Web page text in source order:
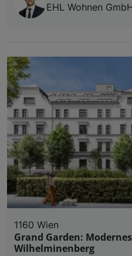
EHL Wohnen
1160 Wien
Grand Garden:
Wilhelminenberg